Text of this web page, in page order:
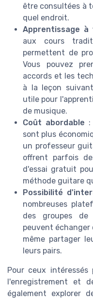
être consultées à
quel endroit.
Apprentissage
aux cours
permettent de
Vous pouvez
accords et les
à la leçon
utile pour
de musique.
Coût abordable :
sont plus
un professeur
offrent parfois
d'essai gratuit
méthode guitare
Possibilité
nombreuses
des groupes
peuvent échanger
même partager
leurs pairs.
Pour ceux
l'enregistrement et
également explorer